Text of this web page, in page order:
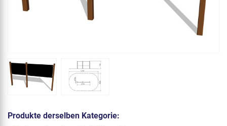
Produkte derselben Kategorie: